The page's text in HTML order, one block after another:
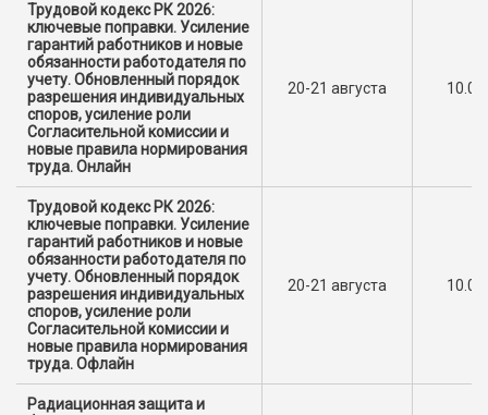
Трудовой кодекс РК 2026:
ключевые поправки. Усиление
гарантий работников и новые
обязанности работодателя по
учету. Обновленный порядок
разрешения индивидуальных
споров, усиление роли
Согласительной комиссии и
новые правила нормирования
труда. Онлайн
20-21 августа
Трудовой кодекс РК 2026:
ключевые поправки. Усиление
гарантий работников и новые
обязанности работодателя по
учету. Обновленный порядок
разрешения индивидуальных
споров, усиление роли
Согласительной комиссии и
новые правила нормирования
труда. Офлайн
20-21 августа
Радиационная защита и